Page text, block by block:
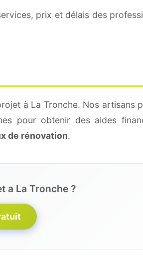
prix et délais des
à La Tronche. Nos artisans
pour obtenir des aides
de rénovation.
a La Tronche ?